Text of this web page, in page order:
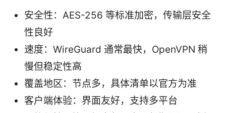
安全性：AES-256 等标准加密，传输层安全
性良好
速度：WireGuard 通常最快，OpenVPN 稍
慢但稳定性高
覆盖地区：节点多，具体清单以官方为准
客户端体验：界面友好，支持多平台